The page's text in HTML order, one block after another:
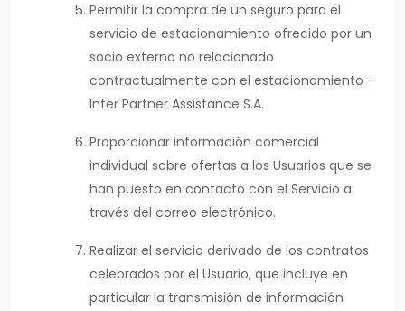
Permitir la compra de un seguro para el
servicio de estacionamiento ofrecido por un
socio externo no relacionado
contractualmente con el estacionamiento -
Inter Partner Assistance S.A.
Proporcionar información comercial
individual sobre ofertas a los Usuarios que se
han puesto en contacto con el Servicio a
través del correo electrónico.
Realizar el servicio derivado de los contratos
celebrados por el Usuario, que incluye en
particular la transmisión de información